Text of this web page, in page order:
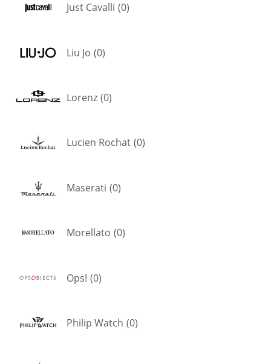
Just Cavalli (0)
Liu Jo (0)
Lorenz (0)
Lucien Rochat (0)
Maserati (0)
Morellato (0)
Ops! (0)
Philip Watch (0)